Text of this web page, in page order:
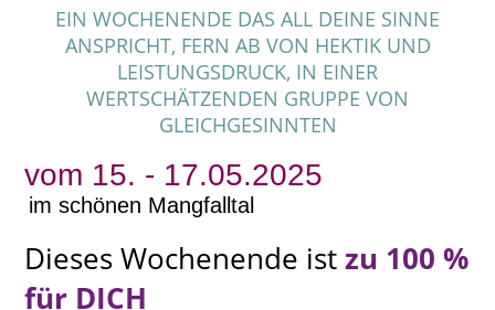
EIN WOCHENENDE DAS ALL DEINE SINNE
ANSPRICHT, FERN AB VON HEKTIK UND
LEISTUNGSDRUCK, IN EINER
WERTSCHÄTZENDEN GRUPPE VON
GLEICHGESINNTEN
vom 15. - 17.05.2025
im schönen Mangfalltal
Dieses Wochenende istzu 100 %
für DICH